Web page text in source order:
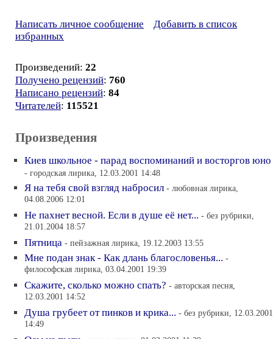
Написать личное сообщение
Добавить в список
избранных
Произведений: 22
Получено рецензий: 760
Написано рецензий: 84
Читателей: 115521
Произведения
Киев школьное - парад воспоминаний и восторгов юно
- городская лирика, 12.03.2001 14:48
Я на тебя свой взгляд набросил - любовная лирика,
04.08.2006 12:01
Не пахнет весной. Если в душе её нет... - без рубрики,
21.01.2004 18:57
Пятница - пейзажная лирика, 19.12.2003 13:55
Мне подан знак - Как длань благословенья... -
философская лирика, 03.04.2001 19:39
Скажите, сколько можно спать? - авторская песня,
12.03.2001 14:52
Душа грубеет от пинков и крика... - без рубрики, 12.03.2001
14:49